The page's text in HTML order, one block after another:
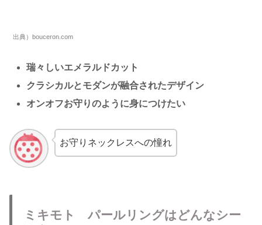
出典）bouceron.com
瑞々しいエメラルドカット
クラシカルとモダンが融合されたデザイン
オンオフお守りのように身につけたい
お守りネックレスへの憧れ
ミキモト パールリングはどんなシー